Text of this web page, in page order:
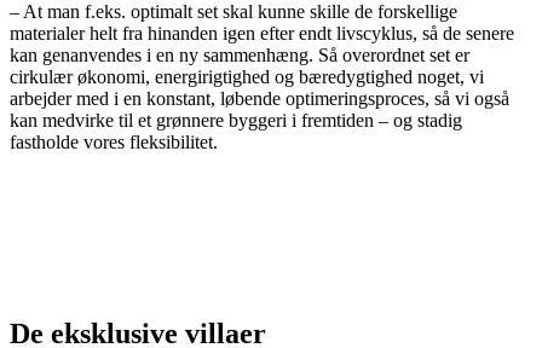
– At man f.eks. optimalt set skal kunne skille de forskellige
materialer helt fra hinanden igen efter endt livscyklus, så de senere
kan genanvendes i en ny sammenhæng. Så overordnet set er
cirkulær økonomi, energirigtighed og bæredygtighed noget, vi
arbejder med i en konstant, løbende optimeringsproces, så vi også
kan medvirke til et grønnere byggeri i fremtiden – og stadig
fastholde vores fleksibilitet.
De eksklusive villaer